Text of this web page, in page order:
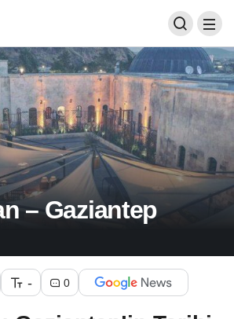
– Gaziantep
- 0